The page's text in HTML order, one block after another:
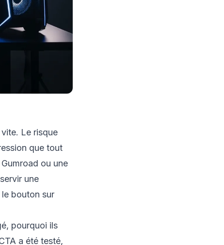
Le risque
que tout
ou une
une
bouton sur
pourquoi ils
a été testé,